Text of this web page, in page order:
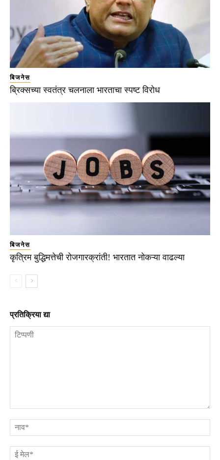
बिजनेस
ब्रिक्सच्या स्वतंत्र चलनाला भारताचा स्पष्ट विरोध
बिजनेस
कृत्रिम बुद्धिमत्तेची रोजगारक्रांती! भारतात नोकऱ्या वाढल्या
प्रतिक्रिया द्या